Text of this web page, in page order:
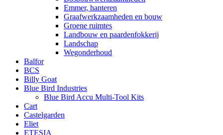
Emmer, hanteren
Graafwerkzaamheden en bouw
Groene ruimtes
Landbouw en paardenfokkerij
Landschap
Wegonderhoud
Balfor
BCS
Billy Goat
Blue Bird Industries
Blue Bird Accu Multi-Tool Kits
Cart
Castelgarden
Eliet
ETESIA